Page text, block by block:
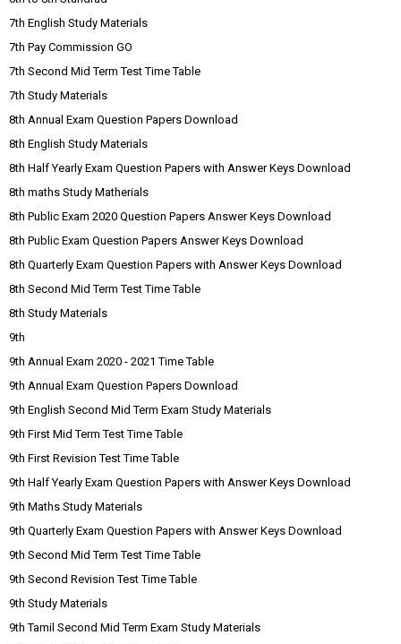
7th English Study Materials
7th Pay Commission GO
7th Second Mid Term Test Time Table
7th Study Materials
8th Annual Exam Question Papers Download
8th English Study Materials
8th Half Yearly Exam Question Papers with Answer Keys Download
8th maths Study Matherials
8th Public Exam 2020 Question Papers Answer Keys Download
8th Public Exam Question Papers Answer Keys Download
8th Quarterly Exam Question Papers with Answer Keys Download
8th Second Mid Term Test Time Table
8th Study Materials
9th
9th Annual Exam 2020 - 2021 Time Table
9th Annual Exam Question Papers Download
9th English Second Mid Term Exam Study Materials
9th First Mid Term Test Time Table
9th First Revision Test Time Table
9th Half Yearly Exam Question Papers with Answer Keys Download
9th Maths Study Materials
9th Quarterly Exam Question Papers with Answer Keys Download
9th Second Mid Term Test Time Table
9th Second Revision Test Time Table
9th Study Materials
9th Tamil Second Mid Term Exam Study Materials